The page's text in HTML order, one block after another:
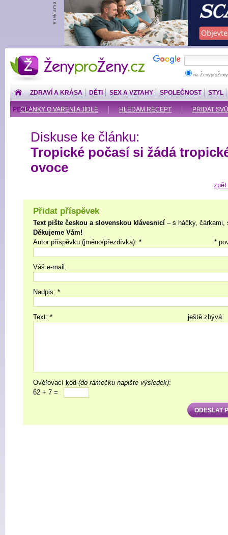
ŽenyproŽeny.cz
na
ZDRAVÍ A KRÁSA DĚTI SEX A VZTAHY SPOLEČNOST STYL
ČLÁNKY O VAŘENÍ A JÍDLE HLEDÁM RECEPT PŘIDAT
PENÍZE
Diskuse ke článku:
Tropické počasí si žádá
ovoce
zpět
Přidat příspěvek
Text pište českou a slovenskou klávesnicí – s háčky, čárkami,
Děkujeme Vám!
*
Autor příspěvku (jméno/přezdívka): *
Váš e-mail:
Nadpis: *
ještě zbývá
Text: *
Ověřovací kód (do rámečku napište výsledek):
62 + 7 =